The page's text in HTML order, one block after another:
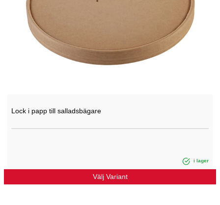
Lock i papp till salladsbägare
i lager
Välj Variant